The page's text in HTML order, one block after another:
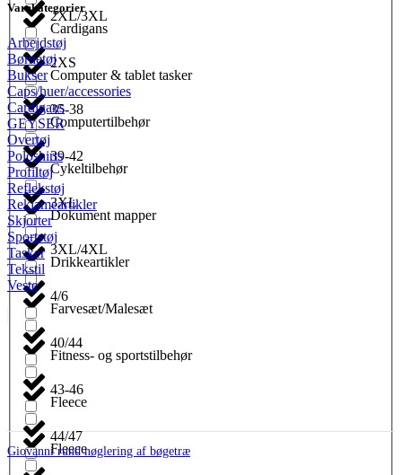
Cardigans
Computer & tablet tasker
Computertilbehør
Cykeltilbehør
Dokument mapper
Drikkeartikler
Farvesæt/Malesæt
Fitness- og sportstilbehør
Fleece
Fleece
2XL/3XL
2XS
35-38
39-42
3XL
3XL/4XL
4/6
40/44
43-46
44/47
Varekategorier
Arbejdstøj
Børnetøj
Bukser
Caps/huer/accessories
Cardigans
GEYSER
Overtøj
Poloshirts
Profiltøj
Reflekstøj
Reklameartikler
Skjorter
Sportstøj
Tasker
Tekstil
Veste
Giovanni rund nøglering af bøgetræ